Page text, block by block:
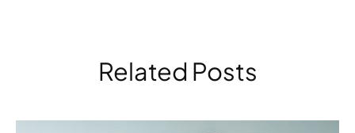
Related Posts